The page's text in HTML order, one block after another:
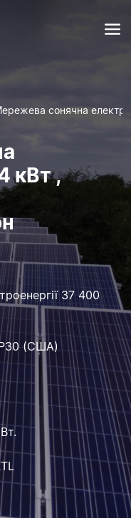
сонячна
кВт ,
37 400
(США)